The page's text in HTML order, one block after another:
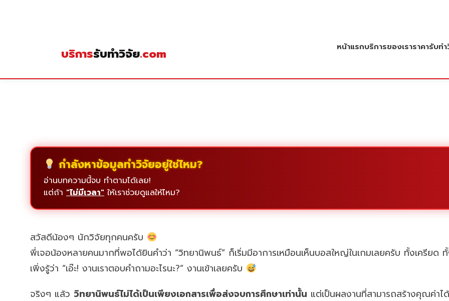
บริการรับทำวิจัย.com หน้าแรกบริการของเราราคารับท
กำลังหาข้อมูลทำวิจัยอยู่ใช่ไหม?
อ่านบทความนี้จบ ทำตามได้เลย!
แต่ถ้า "ไม่มีเวลา" ให้เราช่วยดูแลให้ไหม?
สวัสดีน้องๆ นักวิจัยทุกคนครับ
พี่เจอน้องหลายคนมากที่พอได้ยินคำว่า “วิทยานิพนธ์” ก็เริ่มมีอาการเหมือนเห็นบอสใหญ่ในเกมเลยครับ ทั้งเครียด
เพิ่งรู้ว่า “เอ๊ะ! งานเราตอบคำถามอะไรนะ?” งานเข้าเลยครับ
จริงๆ แล้ว วิทยานิพนธ์ไม่ได้เป็นเพียงเอกสารเพื่อส่งจบการศึกษาเท่านั้น แต่เป็นผลงานที่สามารถสร้างคุณค่า